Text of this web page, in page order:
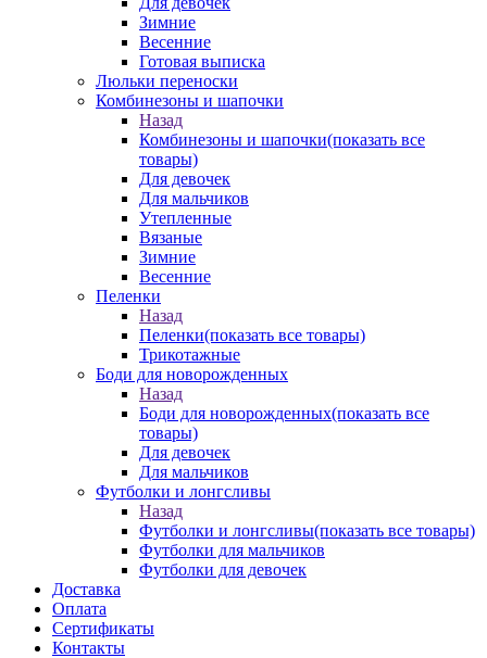
Зимние
Весенние
Готовая выписка
Люльки переноски
Комбинезоны и шапочки
Назад
Комбинезоны и шапочки(показать все
товары)
Для девочек
Для мальчиков
Утепленные
Вязаные
Зимние
Весенние
Пеленки
Назад
Пеленки(показать все товары)
Трикотажные
Боди для новорожденных
Назад
Боди для новорожденных(показать все
товары)
Для девочек
Для мальчиков
Футболки и лонгсливы
Назад
Футболки и лонгсливы(показать все товары)
Футболки для мальчиков
Футболки для девочек
Доставка
Оплата
Сертификаты
Контакты